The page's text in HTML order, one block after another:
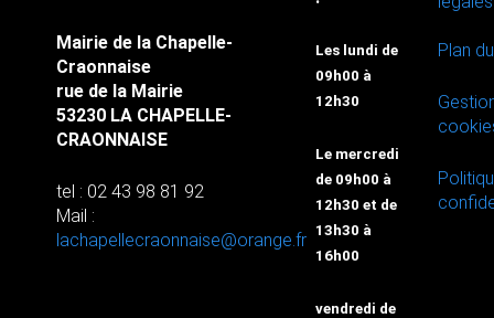
Mairie de la Chapelle-
Craonnaise
rue de la Mairie
53230 LA CHAPELLE-
CRAONNAISE
tel : 02 43 98 81 92
Mail :
lachapellecraonnaise@orange.fr
Les lundi de
09h00 à
12h30
Le mercredi
de 09h00 à
12h30 et de
13h30 à
16h00
vendredi de
Plan